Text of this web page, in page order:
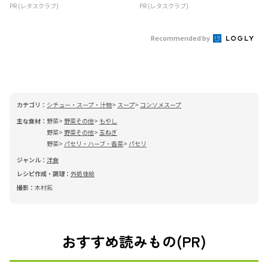
PR (レタスクラブ) PR (レタスクラブ)
Recommended by
カテゴリ： シチュー・スープ・汁物 スープ
コンソメスープ
主な食材： 野菜 野菜その他
もやし
野菜
野菜その他 玉ねぎ
野菜 パセリ・ハーブ・香菜 パセリ
ジャンル： 洋食
レシピ作成・調理： 外処佳絵
撮影： 木村拓
おすすめ読みもの(PR)